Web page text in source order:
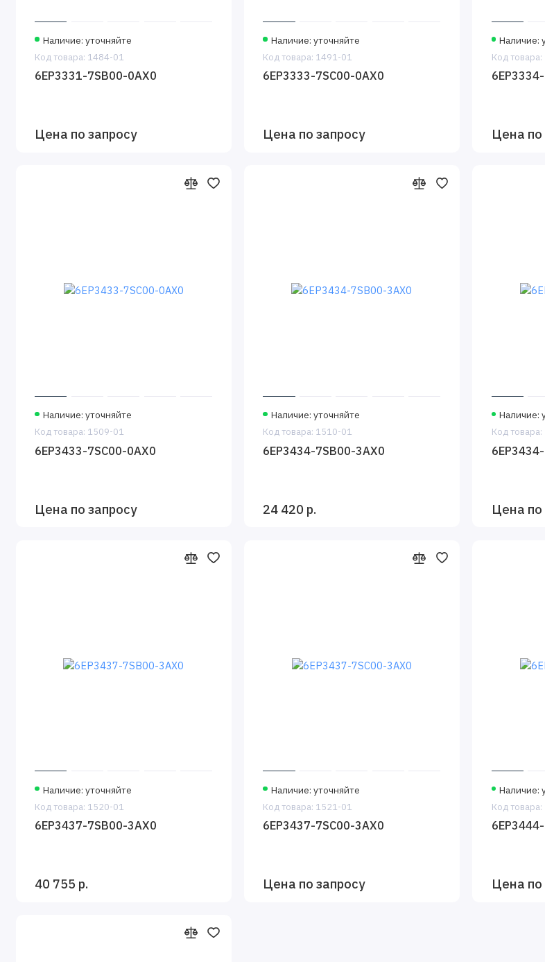
Наличие: уточняйте
Код товара: 1484-01
6EP3331-7SB00-0AX0
Цена по запросу
Наличие: уточняйте
Код товара: 1491-01
6EP3333-7SC00-0AX0
Цена по запросу
Наличие:
Код
Цена по
Наличие: уточняйте
Код товара: 1509-01
6EP3433-7SC00-0AX0
Цена по запросу
Наличие: уточняйте
Код товара: 1510-01
6EP3434-7SB00-3AX0
24 420 р.
Наличие:
Код
Цена по
Наличие: уточняйте
Код товара: 1520-01
6EP3437-7SB00-3AX0
40 755 р.
Наличие: уточняйте
Код товара: 1521-01
6EP3437-7SC00-3AX0
Цена по запросу
Наличие:
Код
Цена по